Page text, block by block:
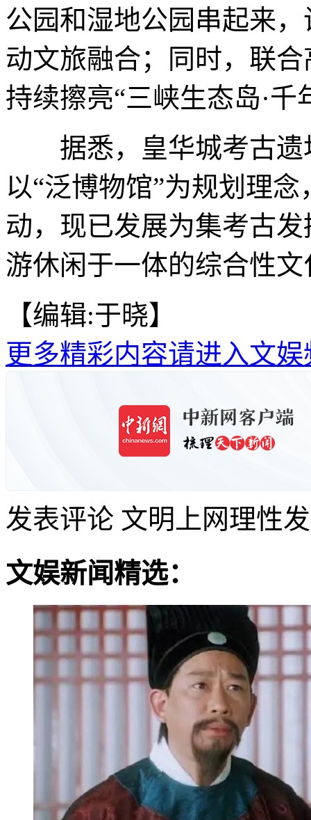
公园和湿地公园串起来
动文旅融合；同时，联
持续擦亮“三峡生态岛·千
据悉，皇华城考古遗
以“泛博物馆”为规划理
动，现已发展为集考古
游休闲于一体的综合性
【编辑:于晓】
更多精彩内容请进入文娱
发表评论 文明上网理性
文娱新闻精选：